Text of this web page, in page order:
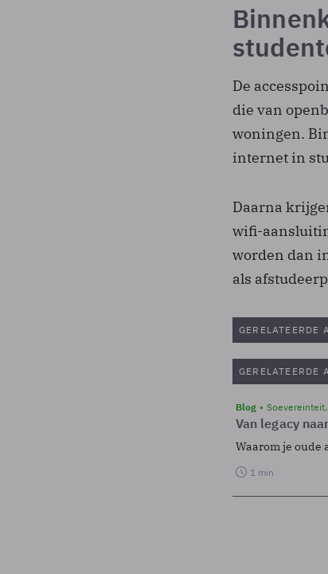
De
die van
woningen.
internet in
Daarna
wifi-
worden dan
als
GERELATEERDE
GERELATEERDE
Blog Soevereinteit,
Van legacy
Waarom je oude
1 min